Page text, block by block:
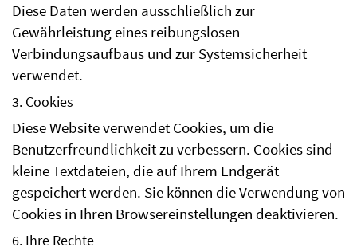
Diese Daten werden ausschließlich zur
Gewährleistung eines reibungslosen
Verbindungsaufbaus und zur Systemsicherheit
verwendet.
3. Cookies
Diese Website verwendet Cookies, um die
Benutzerfreundlichkeit zu verbessern. Cookies sind
kleine Textdateien, die auf Ihrem Endgerät
gespeichert werden. Sie können die Verwendung von
Cookies in Ihren Browsereinstellungen deaktivieren.
6. Ihre Rechte